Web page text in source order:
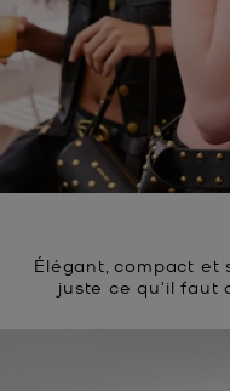
Élégant, compact et
juste ce qu'il faut